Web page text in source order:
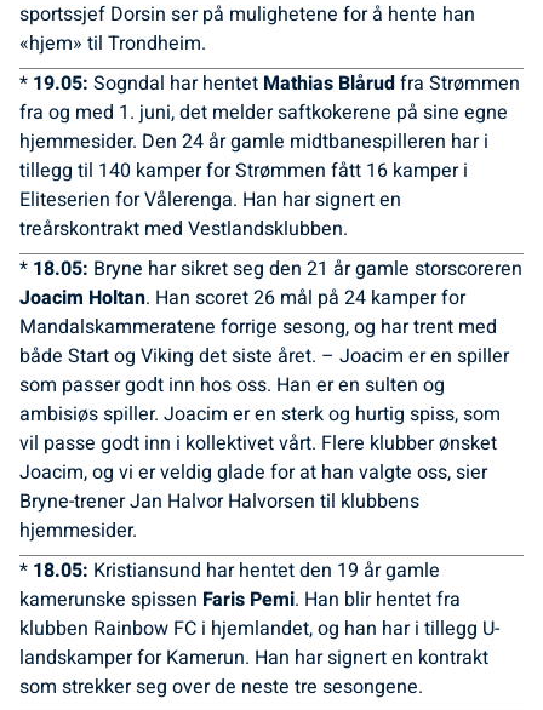
sportssjef Dorsin ser på mulighetene for å hente han
«hjem» til Trondheim.
* 19.05: Sogndal har hentet Mathias Blårudfra Strømmen
fra og med 1. juni, det melder saftkokerene på sine egne
hjemmesider. Den 24 år gamle midtbanespilleren har i
tillegg til 140 kamper for Strømmen fått 16 kamper i
Eliteserien for Vålerenga. Han har signert en
treårskontrakt med Vestlandsklubben.
* 18.05: Bryne har sikret seg den 21 år gamle storscoreren
Joacim Holtan. Han scoret 26 mål på 24 kamper for
Mandalskammeratene forrige sesong, og har trent med
både Start og Viking det siste året. – Joacim er en spiller
som passer godt inn hos oss. Han er en sulten og
ambisiøs spiller. Joacim er en sterk og hurtig spiss, som
vil passe godt inn i kollektivet vårt. Flere klubber ønsket
Joacim, og vi er veldig glade for at han valgte oss, sier
Bryne-trener Jan Halvor Halvorsen til klubbens
hjemmesider.
* 18.05: Kristiansund har hentet den 19 år gamle
kamerunske spissen Faris Pemi. Han blir hentet fra
klubben Rainbow FC i hjemlandet, og han har i tillegg U-
landskamper for Kamerun. Han har signert en kontrakt
som strekker seg over de neste tre sesongene.